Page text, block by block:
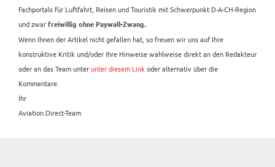
Fachportals für Luftfahrt, Reisen und Touristik mit Schwerpunkt D-A-CH-Region
und zwar freiwillig ohne Paywall-Zwang.
Wenn Ihnen der Artikel nicht gefallen hat, so freuen wir uns auf Ihre
konstruktive Kritik und/oder Ihre Hinweise wahlweise direkt an den Redakteur
oder an das Team unterunter diesem Link oder alternativ über die
Kommentare.
Ihr
Aviation.Direct-Team